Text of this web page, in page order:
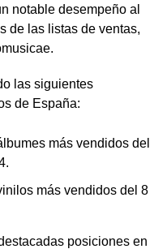
notable desempeño al
de las listas de ventas,
las siguientes
de España:
más vendidos del
más vendidos del 8
posiciones en